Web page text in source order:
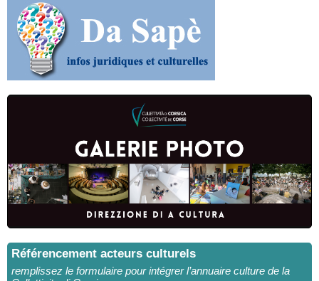
Référencement acteurs culturels
remplissez le formulaire pour intégrer l’annuaire culture de la